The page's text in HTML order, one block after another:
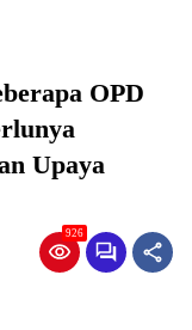
OPD
Upaya
926